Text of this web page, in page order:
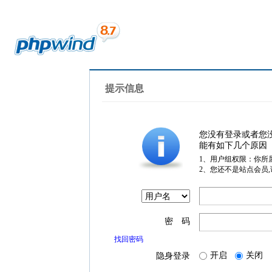
提示信息
您没有登录或者您
能有如下几个原因
1、用户组权限：你所
2、您还不是站点会员
密 码
找回密码
隐身登录 开启 关闭